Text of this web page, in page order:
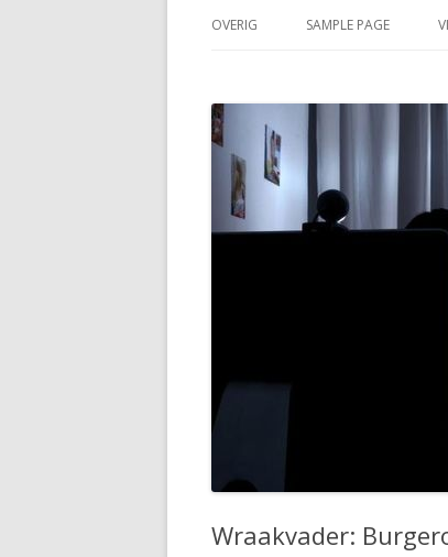
OVERIG SAMPLE PAGE
Wraakvader: